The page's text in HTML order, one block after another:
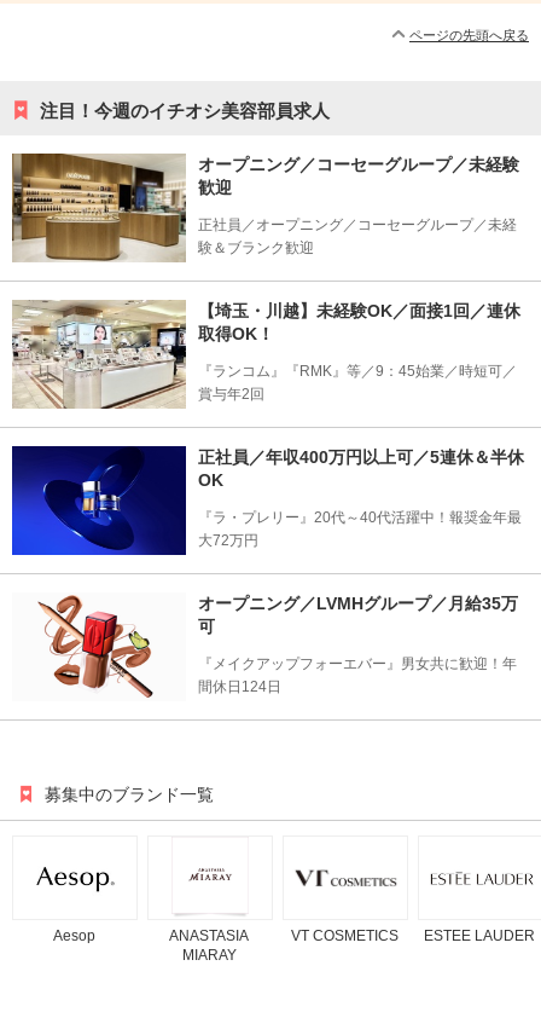
ページの先頭へ戻る
注目！今週のイチオシ美容部員求人
オープニング／コーセーグループ／未経験
歓迎
正社員／オープニング／コーセーグループ／未経
験＆ブランク歓迎
【埼玉・川越】未経験OK／面接1回／連休
取得OK！
『ランコム』『RMK』等／9：45始業／時短可／
賞与年2回
正社員／年収400万円以上可／5連休＆半休
OK
『ラ・プレリー』20代～40代活躍中！報奨金年最
大72万円
オープニング／LVMHグループ／月給35万
可
『メイクアップフォーエバー』男女共に歓迎！年
間休日124日
募集中のブランド一覧
Aesop
ANASTASIA
MIARAY
VT COSMETICS ESTEE LAUDER